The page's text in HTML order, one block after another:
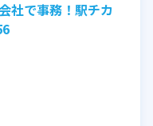
で事務！駅チカ